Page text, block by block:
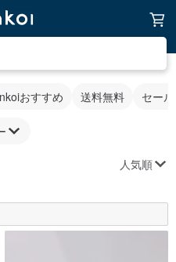
おすすめ 送料無料 セー
人気順